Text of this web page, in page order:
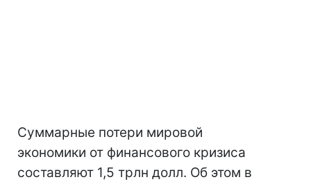
Суммарные потери мировой
экономики от финансового кризиса
составляют 1,5 трлн долл. Об этом в